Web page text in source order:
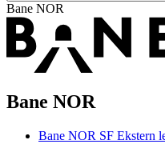
Bane NOR
Bane NOR
Bane NOR SF Ekstern